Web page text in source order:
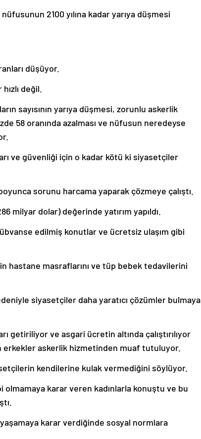
2100 yılına kadar yarıya düşmesi
düşüyor.
değil.
sayısının yarıya düşmesi, zorunlu askerlik
58 oranında azalması ve nüfusun neredeyse
ve güvenliği için o kadar kötü ki siyasetçiler
sorunu harcama yaparak çözmeye çalıştı.
milyar dolar) değerinde yatırım yapıldı.
edilmiş konutlar ve ücretsiz ulaşım gibi
hastane masraflarını ve tüp bebek tedavilerini
siyasetçiler daha yaratıcı çözümler bulmaya
getiriliyor ve asgari ücretin altında çalıştırılıyor
erkekler askerlik hizmetinden muaf tutuluyor.
kendilerine kulak vermediğini söylüyor.
olmamaya karar veren kadınlarla konuştu ve bu
karar verdiğinde sosyal normlara